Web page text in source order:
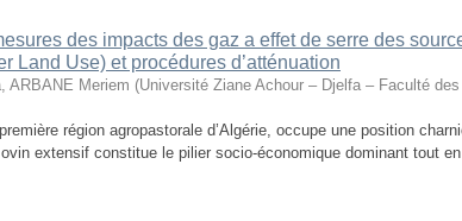
des impacts des gaz a effet de serre des
Land Use) et procédures d’atténuation
ARBANE Meriem (Université Ziane Achour – Djelfa – Faculté
région agropastorale d’Algérie, occupe une position
ovin extensif constitue le pilier socio-économique dominant tout